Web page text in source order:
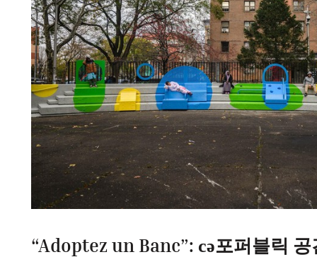
“Adoptez un Banc”: сә포퍼블릭